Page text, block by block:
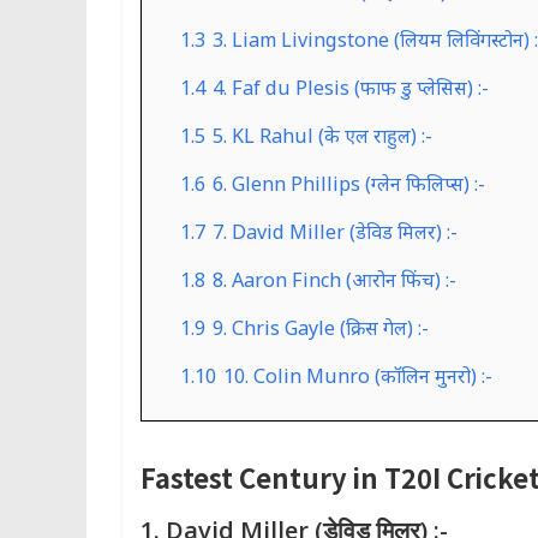
1.3 3. Liam Livingstone (लियम लिविंगस्टोन)
1.4 4. Faf du Plesis (फाफ डु प्लेसिस) :-
1.5 5. KL Rahul (के एल राहुल) :-
1.6 6. Glenn Phillips (ग्लेन फिलिप्स) :-
1.7 7. David Miller (डेविड मिलर) :-
1.8 8. Aaron Finch (आरोन फिंच) :-
1.9 9. Chris Gayle (क्रिस गेल) :-
1.10 10. Colin Munro (कॉलिन मुनरो) :-
Fastest Century in T20I Cricket
1. David Miller (डेविड मिलर) :-